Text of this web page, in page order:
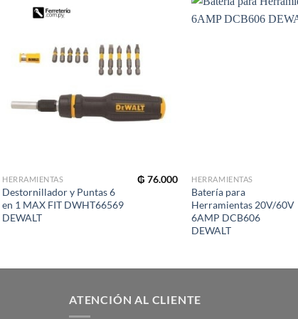
HERRAMIENTAS
Destornillador y Puntas 6
en 1 MAX FIT DWHT66569
DEWALT
₲ 76.000 HERRAMIENTAS
Batería para
Herramientas 20V/60V
6AMP DCB606
DEWALT
ATENCIÓN AL CLIENTE